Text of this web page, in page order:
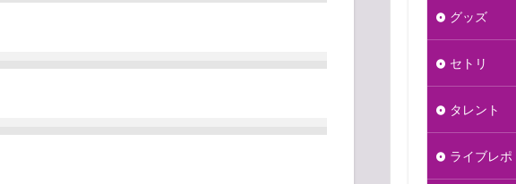
グッズ
セトリ
タレント
ライブレポ